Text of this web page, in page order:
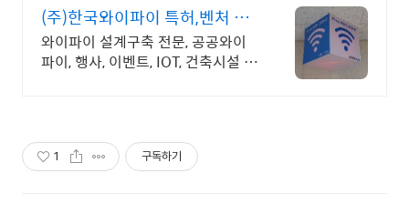
(주)한국와이파이 특허,벤처 전
문구축
와이파이 설계구축 전문, 공공와이
파이, 행사, 이벤트, IOT, 건축시설 특
1 구독하기